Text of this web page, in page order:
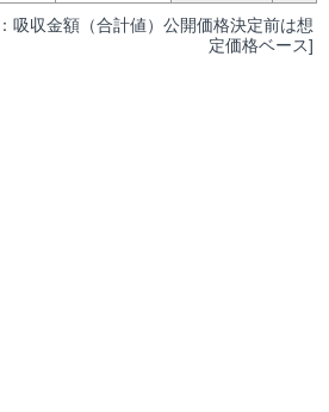
吸収金額（合計値）公開価格決定前は想
定価格ベース]